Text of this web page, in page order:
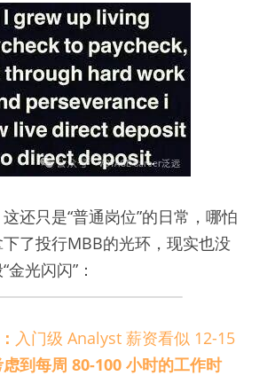
还只是“普通岗位”的日常，哪怕
了投行MBB的光环，现实也没
光闪闪”：
入门级 Analyst 薪资看似 12-15
到每周 80-100 小时的工作时